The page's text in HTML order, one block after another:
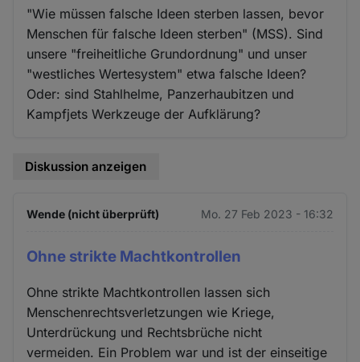
"Wie müssen falsche Ideen sterben lassen, bevor
Menschen für falsche Ideen sterben" (MSS). Sind
unsere "freiheitliche Grundordnung" und unser
"westliches Wertesystem" etwa falsche Ideen?
Oder: sind Stahlhelme, Panzerhaubitzen und
Kampfjets Werkzeuge der Aufklärung?
Diskussion anzeigen
Wende (nicht überprüft) Mo. 27 Feb 2023 - 16:32
Ohne strikte Machtkontrollen
Ohne strikte Machtkontrollen lassen sich
Menschenrechtsverletzungen wie Kriege,
Unterdrückung und Rechtsbrüche nicht
vermeiden. Ein Problem war und ist der einseitige